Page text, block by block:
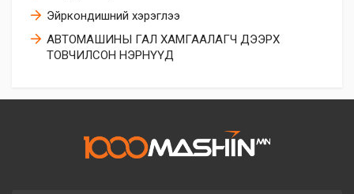
Эйркoндишний хэрэглээ
АВТОМАШИНЫ ГАЛ ХАМГААЛАГЧ ДЭЭРХ
ТОВЧИЛСОН НЭРНҮҮД